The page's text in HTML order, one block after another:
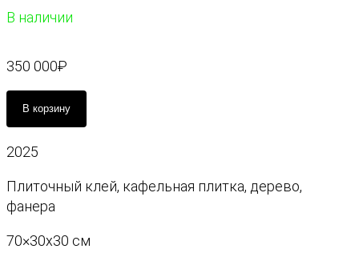
В наличии
350 000₽
и
ч
е
с
т
В корзину
2025
Плиточный клей, кафельная плитка, дерево,
фанера
70×30х30 см